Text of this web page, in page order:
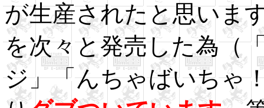
が生産されたと思いま
を次々と発売した為（
ジ」「んちゃばいちゃ